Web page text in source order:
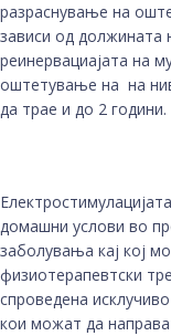
разраснување на
зависи од должината
реинервациајата на
оштетување на на
да трае и до 2 години.
домашни услови во
заболувања кај кој
физиотерапевтски
спроведена
кои можат да